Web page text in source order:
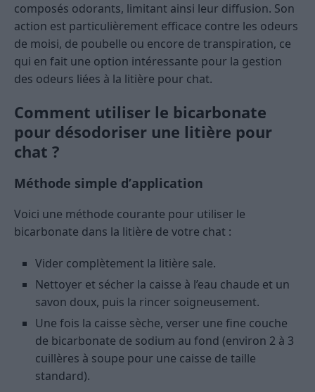
composés odorants, limitant ainsi leur diffusion. Son
action est particulièrement efficace contre les odeurs
de moisi, de poubelle ou encore de transpiration, ce
qui en fait une option intéressante pour la gestion
des odeurs liées à la litière pour chat.
Comment utiliser le bicarbonate
pour désodoriser une litière pour
chat ?
Méthode simple d’application
Voici une méthode courante pour utiliser le
bicarbonate dans la litière de votre chat :
Vider complètement la litière sale.
Nettoyer et sécher la caisse à l’eau chaude et un
savon doux, puis la rincer soigneusement.
Une fois la caisse sèche, verser une fine couche
de bicarbonate de sodium au fond (environ 2 à 3
cuillères à soupe pour une caisse de taille
standard).